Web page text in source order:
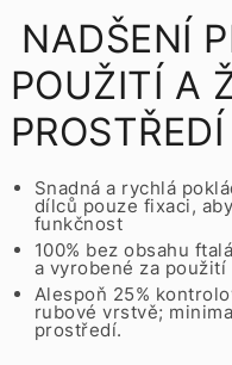
NADŠENÍ
POUŽITÍ A
PROSTŘEDÍ
Snadná a rychlá
dílců pouze fixaci,
funkčnost
100% bez obsahu
a vyrobené za
Alespoň 25%
rubové vrstvě;
prostředí.